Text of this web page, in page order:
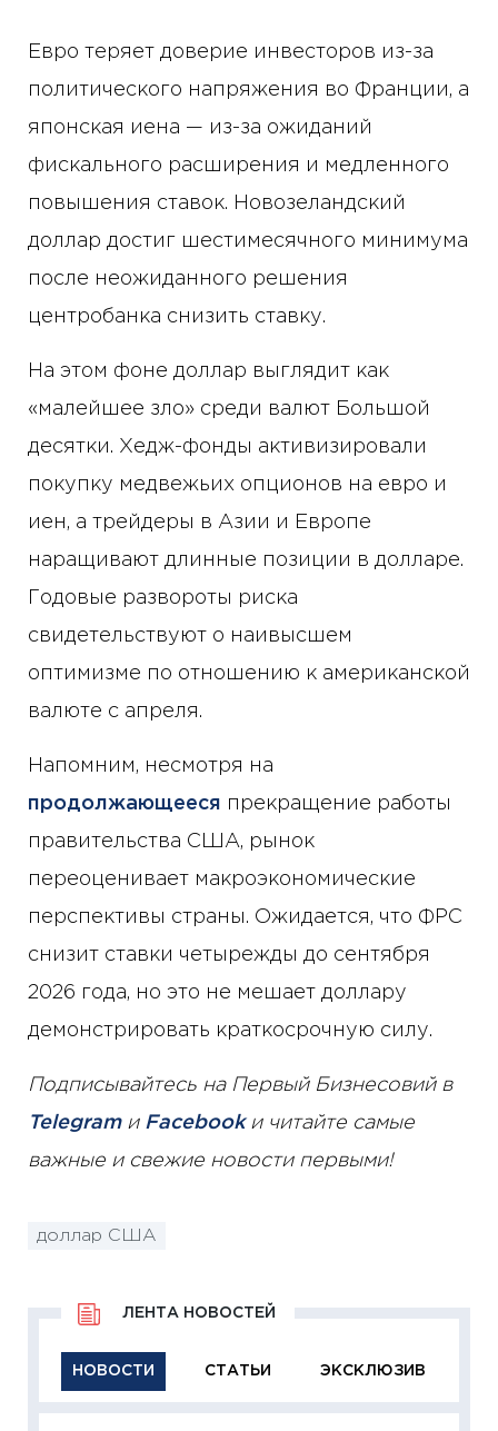
Евро теряет доверие инвесторов из-за
политического напряжения во Франции, а
японская иена — из-за ожиданий
фискального расширения и медленного
повышения ставок. Новозеландский
доллар достиг шестимесячного минимума
после неожиданного решения
центробанка снизить ставку.
На этом фоне доллар выглядит как
«малейшее зло» среди валют Большой
десятки. Хедж-фонды активизировали
покупку медвежьих опционов на евро и
иен, а трейдеры в Азии и Европе
наращивают длинные позиции в долларе.
Годовые развороты риска
свидетельствуют о наивысшем
оптимизме по отношению к американской
валюте с апреля.
Напомним, несмотря на
продолжающееся прекращение работы
правительства США, рынок
переоценивает макроэкономические
перспективы страны. Ожидается, что ФРС
снизит ставки четырежды до сентября
2026 года, но это не мешает доллару
демонстрировать краткосрочную силу.
Подписывайтесь на Первый Бизнесовий в
Telegramи Facebookи читайте самые
важные и свежие новости первыми!
доллар США
НОВОСТИ СТАТЬИ ЭКСКЛЮЗИВ
ЛЕНТА НОВОСТЕЙ